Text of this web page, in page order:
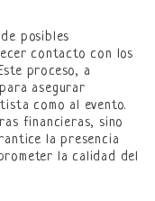
posibles
contacto con los
proceso, a
asegurar
como al evento.
financieras, sino
la presencia
la calidad del